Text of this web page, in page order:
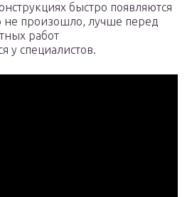
быстро появляются
не произошло, лучше перед
работ
у специалистов.